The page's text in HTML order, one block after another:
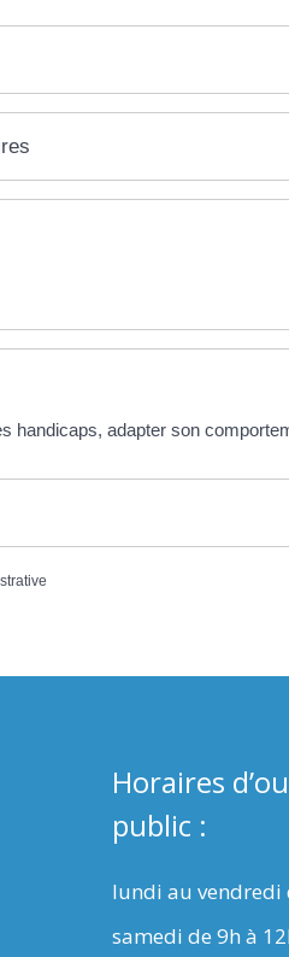
handicaps, adapter son
Horaires
public :
lundi au vendredi
samedi de 9h à